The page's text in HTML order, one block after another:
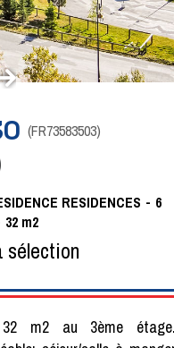
(FR73583503)
RESIDENCES
6
32 m2
sélection
m2 au 3ème